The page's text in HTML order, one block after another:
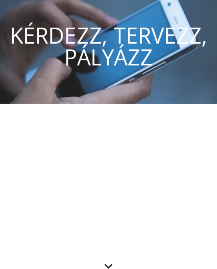
KÉRDEZZ, TERVEZZ,
PÁLYÁZZ